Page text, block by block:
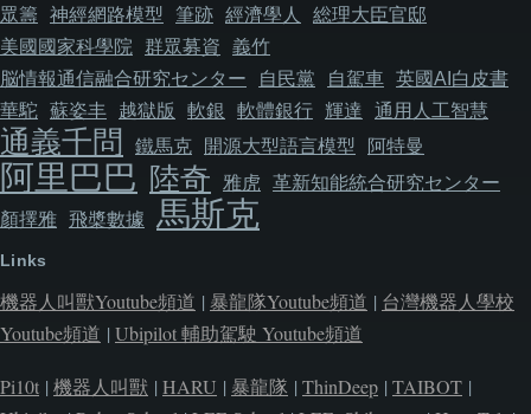
眾籌
神經網路模型 筆跡 經濟學人
総理大臣官邸
美國國家科學院
群眾募資
義竹
脳情報通信融合研究センター
自民黨 自駕車 英國AI白皮書
華駝 蘇姿丰 越獄版 軟銀 軟體銀行 輝達 通用人工智慧
通義千問 鐵馬克 開源大型語言模型 阿特曼
阿里巴巴 陸奇 雅虎
革新知能統合研究センター
顏擇雅 飛槳數據 馬斯克
Links
機器人叫獸Youtube頻道 | 暴龍隊Youtube頻道 | 台灣機器人學校
Youtube頻道 | Ubipilot 輔助駕駛 Youtube頻道
Pi10t | 機器人叫獸 | HARU | 暴龍隊 | ThinDeep | TAIBOT |